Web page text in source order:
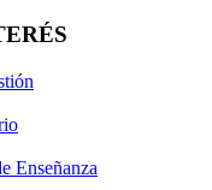
Enseñanza